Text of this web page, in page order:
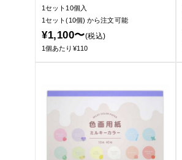
1セット10個入
1セット(10個)から注文可能
¥1,100〜(税込)
1個あたり¥110